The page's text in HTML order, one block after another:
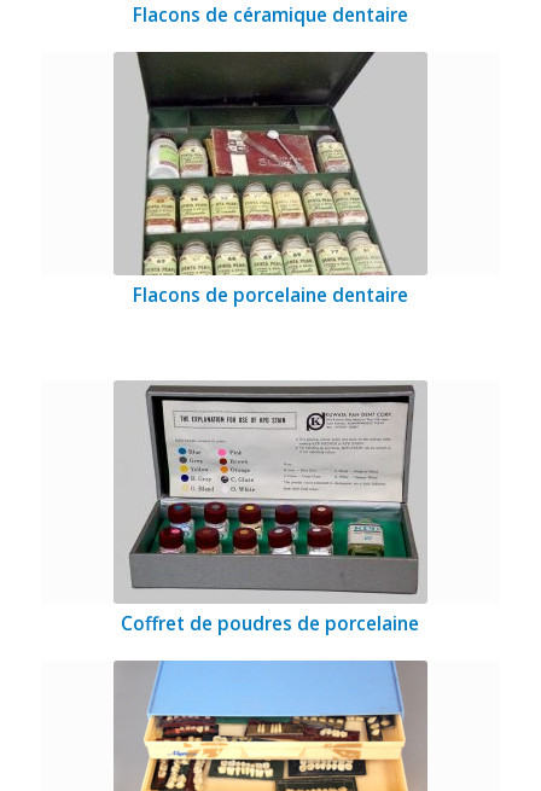
Flacons de céramique dentaire
Flacons de porcelaine dentaire
Coffret de poudres de porcelaine